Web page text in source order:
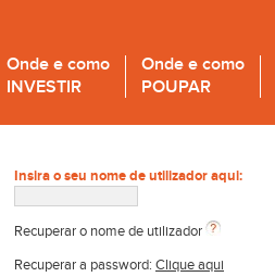
Onde e como
INVESTIR
Onde e como
POUPAR
Insira o seu nome de utilizador aqui:
Recuperar o nome de utilizador
Recuperar a password: Clique aqui